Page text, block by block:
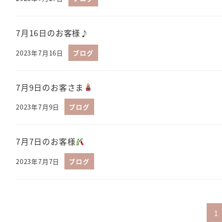
7月16日のお客様♪
2023年7月16日 ブログ
7月9日のお客さま
2023年7月9日 ブログ
7月7日のお客様
2023年7月7日 ブログ
1